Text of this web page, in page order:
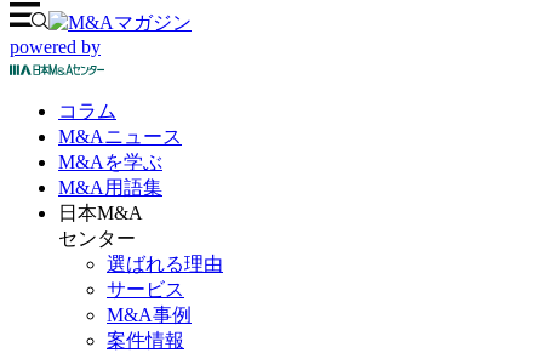
powered by
コラム
M&Aニュース
M&Aを学ぶ
M&A 用語集
日本M&A
センター
選ばれる理由
サービス
M&A事例
案件情報